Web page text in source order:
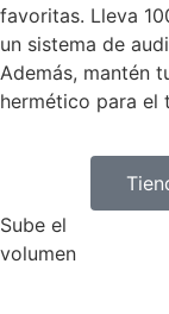
favoritas. Lleva
un sistema de
Además, mantén
hermético para el
Sube el
volumen